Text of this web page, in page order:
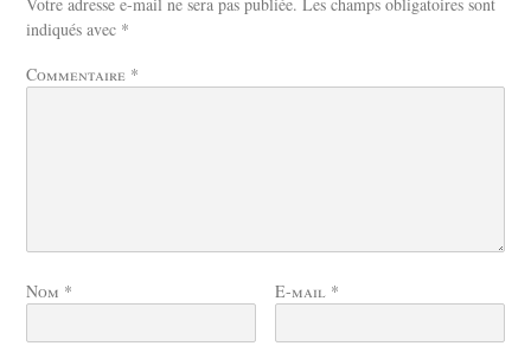
indiqués avec *
Commentaire *
Nom * E-mail *